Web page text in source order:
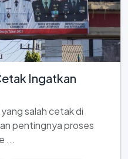
Ingatkan
salah cetak di
pentingnya proses
...